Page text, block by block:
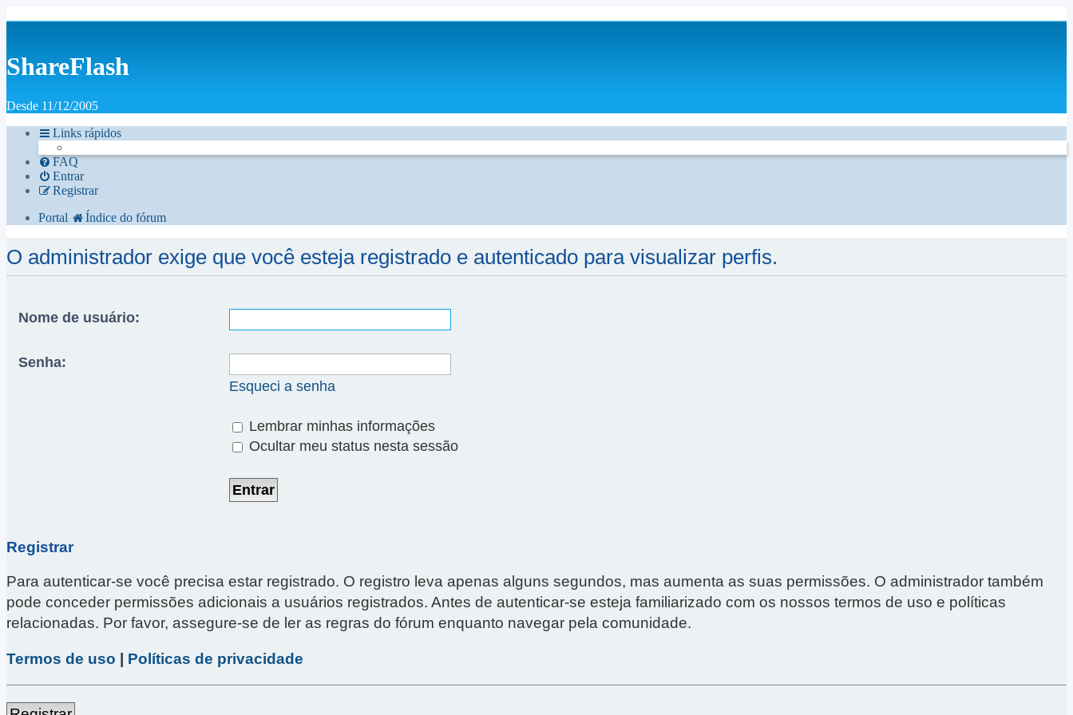
ShareFlash
Desde 11/12/2005
Links rápidos
FAQ
Entrar
Registrar
Portal
Índice do fórum
O administrador exige que você esteja registrado e autenticado para visualizar perfis.
Nome de usuário:
Senha:
Esqueci a senha
Lembrar minhas informações
Ocultar meu status nesta sessão
Registrar
Para autenticar-se você precisa estar registrado. O registro leva apenas alguns segundos, mas aumenta as suas permissões. O administrador também
pode conceder permissões adicionais a usuários registrados. Antes de autenticar-se esteja familiarizado com os nossos termos de uso e políticas
relacionadas. Por favor, assegure-se de ler as regras do fórum enquanto navegar pela comunidade.
Termos de uso Políticas de privacidade